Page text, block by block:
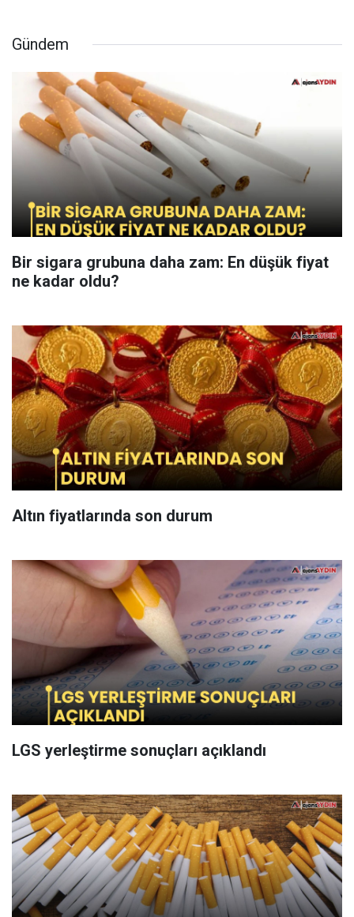
Gündem
Bir sigara grubuna daha zam: En düşük fiyat
ne kadar oldu?
Altın fiyatlarında son durum
LGS yerleştirme sonuçları açıklandı